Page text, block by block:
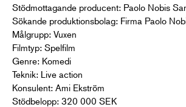
Stödmottagande producent: Paolo Nobis
Sökande produktionsbolag: Firma Paolo
Målgrupp: Vuxen
Filmtyp: Spelfilm
Genre: Komedi
Teknik: Live action
Konsulent: Ami Ekström
Stödbelopp: 320 000 SEK